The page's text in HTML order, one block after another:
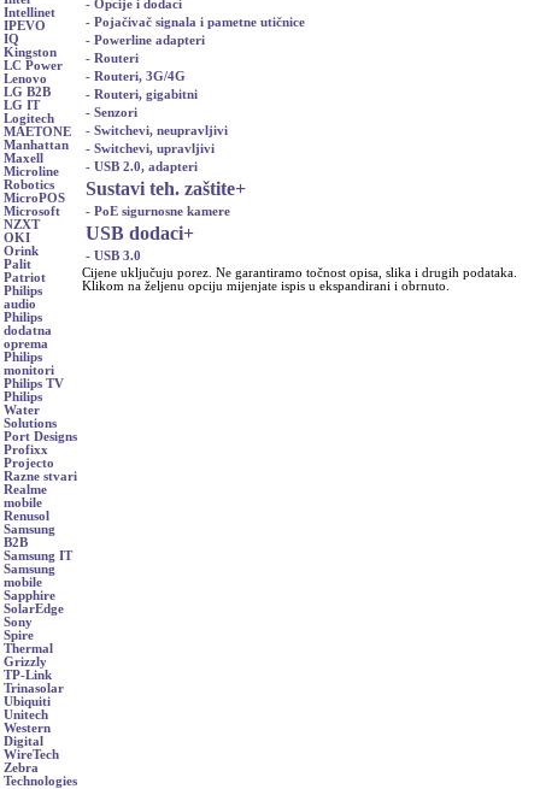
Intellinet
IPEVO
IQ
Kingston
LC Power
Lenovo
LG B2B
LG IT
Logitech
MAETONE
Manhattan
Maxell
Microline
Robotics
MicroPOS
Microsoft
NZXT
OKI
Orink
Palit
Patriot
Philips
audio
Philips
dodatna
oprema
Philips
monitori
Philips TV
Philips
Water
Solutions
Port Designs
Profixx
Projecto
Razne stvari
Realme
mobile
Renusol
Samsung
B2B
Samsung IT
Samsung
mobile
Sapphire
SolarEdge
Sony
Spire
Thermal
Grizzly
TP-Link
Trinasolar
Ubiquiti
Unitech
Western
Digital
WireTech
Zebra
Technologies
- Opcije i dodaci
- Pojačivač signala i pametne utičnice
- Powerline adapteri
- Routeri
- Routeri, 3G/4G
- Routeri, gigabitni
- Senzori
- Switchevi, neupravljivi
- Switchevi, upravljivi
- USB 2.0, adapteri
Sustavi teh. zaštite+
- PoE sigurnosne kamere
USB dodaci+
- USB 3.0
Cijene uključuju porez. Ne garantiramo točnost opisa, slika i drugih podataka.
Klikom na željenu opciju mijenjate ispis u ekspandirani i obrnuto.